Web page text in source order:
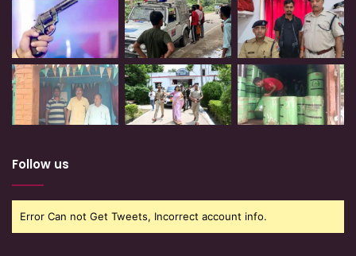
Follow us
Error Can not Get Tweets, Incorrect account info.